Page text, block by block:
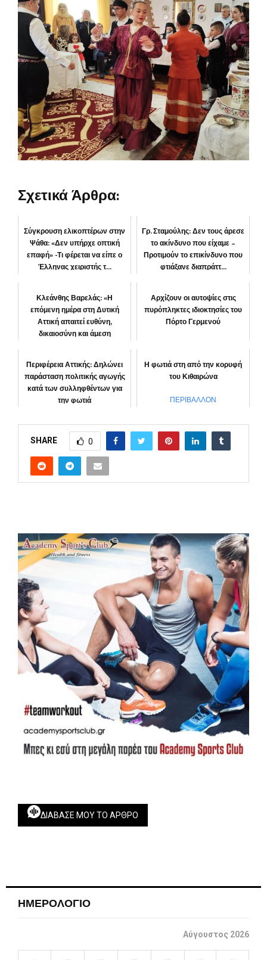
Σχετικά Άρθρα:
Σύγκρουση ελικοπτέρων στην
Ψάθα: «Δεν υπήρχε οπτική
επαφή» -Τι φέρεται να είπε ο
Έλληνας χειριστής τ...
Γρ. Σταμούλης: Δεν τους άρεσε
το ακίνδυνο που είχαμε –
Προτιμούν το επικίνδυνο που
φτιάξανε διαπράττ...
Κλεάνθης Βαρελάς: «Η
επόμενη ημέρα στη Δυτική
Αττική απαιτεί ευθύνη,
δικαιοσύνη και άμεση
ΠΕΡΙΦΕΡΕΙΑ
Αρχίζουν οι αυτοψίες στις
πυρόπληκτες ιδιοκτησίες του
Πόρτο Γερμενού
Περιφέρεια Αττικής: Δηλώνει
παράσταση πολιτικής αγωγής
κατά των συλληφθέντων για
την φωτιά
“Αττική μπροστά”
Η φωτιά στη από την κορυφή
του Κιθαιρώνα
ΠΕΡΙΒΑΛΛΟΝ
SHARE 0
ΔΙΆΒΑΣΕ ΜΟΥ ΤΟ ΆΡΘΡΟ
ΗΜΕΡΟΛΟΓΙΟ
Αύγουστος 2026